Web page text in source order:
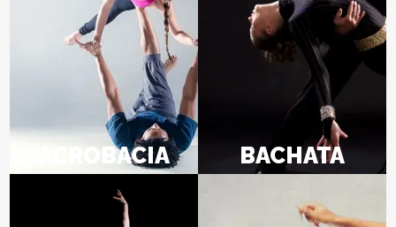
ACROBACIA BACHATA